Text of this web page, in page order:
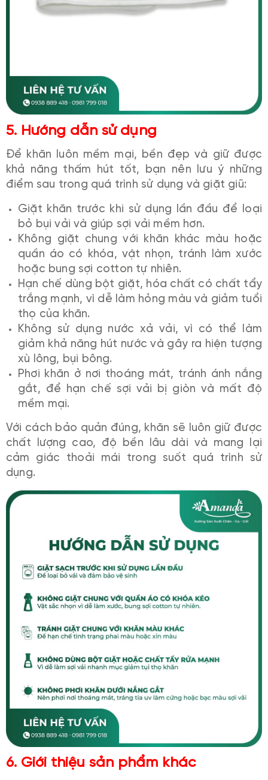
5. Hướng dẫn sử dụng
Để khăn luôn mềm mại, bền đẹp và giữ được
khả năng thấm hút tốt, bạn nên lưu ý những
điểm sau trong quá trình sử dụng và giặt giũ:
Giặt khăn trước khi sử dụng lần đầu để loại
bỏ bụi vải và giúp sợi vải mềm hơn.
Không giặt chung với khăn khác màu hoặc
quần áo có khóa, vật nhọn, tránh làm xước
hoặc bung sợi cotton tự nhiên.
Hạn chế dùng bột giặt, hóa chất có chất tẩy
trắng mạnh, vì dễ làm hỏng màu và giảm tuổi
thọ của khăn.
Không sử dụng nước xả vải, vì có thể làm
giảm khả năng hút nước và gây ra hiện tượng
xù lông, bụi bông.
Phơi khăn ở nơi thoáng mát, tránh ánh nắng
gắt, để hạn chế sợi vải bị giòn và mất độ
mềm mại.
Với cách bảo quản đúng, khăn sẽ luôn giữ được
chất lượng cao, độ bền lâu dài và mang lại
cảm giác thoải mái trong suốt quá trình sử
dụng.
6. Giới thiệu sản phẩm khác